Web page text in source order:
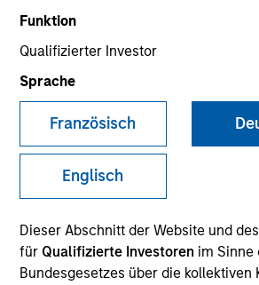
Funktion
Qualifizierter Investor
Sprache
Französisch
Englisch
Dieser Abschnitt der Website und
für Qualifizierte Investoren im Sinne
Bundesgesetzes über die kollektiven
Healthcare